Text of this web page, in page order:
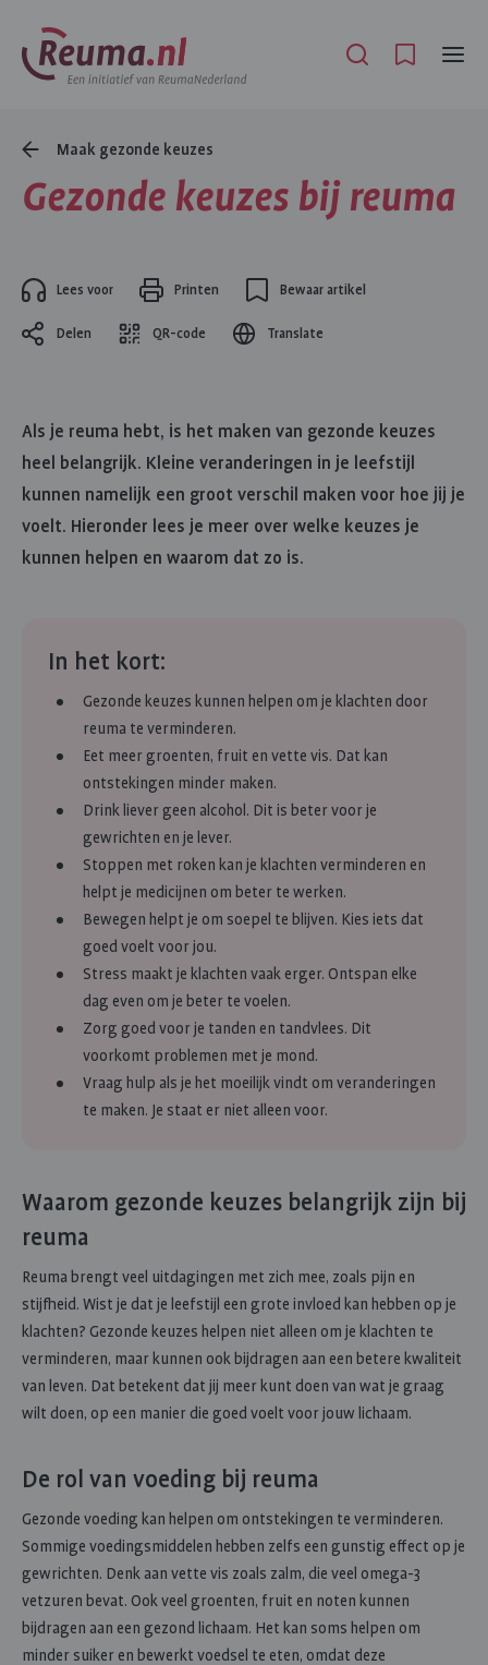
Spring
naar
hoofdinhoud
Spring
naar
footer
Open
Menu
Sluit
Maak gezonde keuzes
Gezonde keuzes bij reuma
Lees voor Printen Bewaar artikel
Delen QR-code Translate
Als je reuma hebt, is het maken van gezonde keuzes
heel belangrijk. Kleine veranderingen in je leefstijl
kunnen namelijk een groot verschil maken voor hoe jij je
voelt. Hieronder lees je meer over welke keuzes je
kunnen helpen en waarom dat zo is.
In het kort:
Gezonde keuzes kunnen helpen om je klachten door
reuma te verminderen.
Eet meer groenten, fruit en vette vis. Dat kan
ontstekingen minder maken.
Drink liever geen alcohol. Dit is beter voor je
gewrichten en je lever.
Stoppen met roken kan je klachten verminderen en
helpt je medicijnen om beter te werken.
Bewegen helpt je om soepel te blijven. Kies iets dat
goed voelt voor jou.
Stress maakt je klachten vaak erger. Ontspan elke
dag even om je beter te voelen.
Zorg goed voor je tanden en tandvlees. Dit
voorkomt problemen met je mond.
Vraag hulp als je het moeilijk vindt om veranderingen
te maken. Je staat er niet alleen voor.
Waarom gezonde keuzes belangrijk zijn bij
reuma
Reuma brengt veel uitdagingen met zich mee, zoals pijn en
stijfheid. Wist je dat je leefstijl een grote invloed kan hebben op je
klachten? Gezonde keuzes helpen niet alleen om je klachten te
verminderen, maar kunnen ook bijdragen aan een betere kwaliteit
van leven. Dat betekent dat jij meer kunt doen van wat je graag
wilt doen, op een manier die goed voelt voor jouw lichaam.
De rol van voeding bij reuma
Gezonde voeding kan helpen om ontstekingen te verminderen.
Sommige voedingsmiddelen hebben zelfs een gunstig effect op je
gewrichten. Denk aan vette vis zoals zalm, die veel omega-3
vetzuren bevat. Ook veel groenten, fruit en noten kunnen
bijdragen aan een gezond lichaam. Het kan soms helpen om
minder suiker en bewerkt voedsel te eten, omdat deze